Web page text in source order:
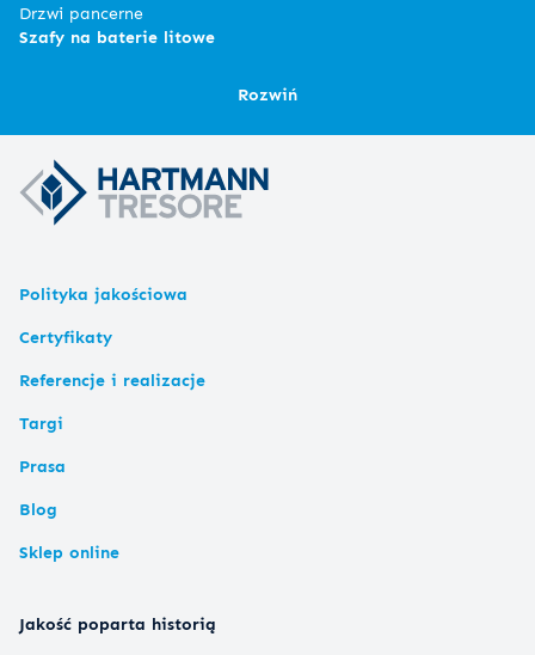
Drzwi pancerne
Szafy na baterie litowe
Rozwiń
Polityka jakościowa
Certyfikaty
Referencje i realizacje
Targi
Prasa
Blog
Sklep online
Jakość poparta historią